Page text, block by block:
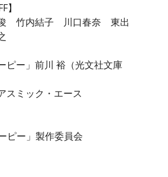
】
俊 竹内結子 川口春奈 東出
ピー」前川 裕（光文社文庫
スミック・エース
ピー」製作委員会